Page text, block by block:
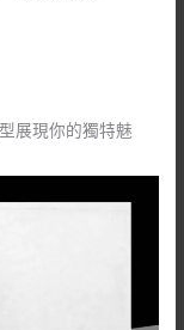
展現你的獨特魅